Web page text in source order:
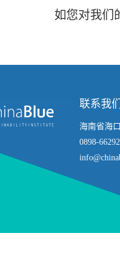
如您对我们
联系我
海南省海
0898-